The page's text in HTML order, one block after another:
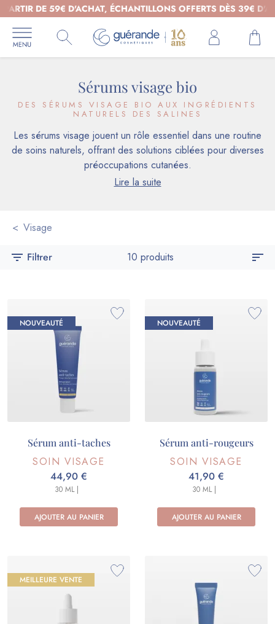
DE 59€ D'ACHAT, ÉCHANTILLONS OFFERTS DÈS 39€
Sérums visage bio
DES SÉRUMS VISAGE BIO AUX INGRÉDIENTS
NATURELS DES SALINES
Les sérums visage jouent un rôle essentiel dans une routine
de soins naturels, offrant des solutions ciblées pour diverses
préoccupations cutanées.
Lire la suite
Visage
filter_list Filtrer 10 produits sort
NOUVEAUTÉ
Sérum anti-taches
SOIN VISAGE
44,90 €
AJOUTER AU PANIER
30 ML |
NOUVEAUTÉ
Sérum anti-rougeurs
SOIN VISAGE
41,90 €
AJOUTER AU PANIER
30 ML |
MEILLEURE VENTE